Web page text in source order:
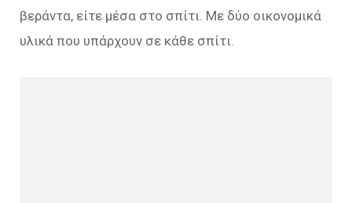
βεράντα, είτε μέσα στο σπίτι. Με δύο οικονομικά
υλικά που υπάρχουν σε κάθε σπίτι.